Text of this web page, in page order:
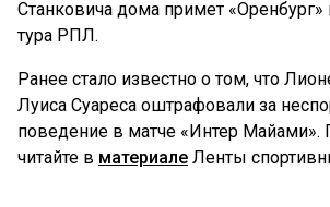
Станковича дома примет «Оренбург»
тура РПЛ.
Ранее стало известно о том, что
Луиса Суареса оштрафовали за
поведение в матче «Интер Майами».
читайте в материале Ленты